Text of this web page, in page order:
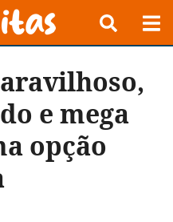
e mega
opção